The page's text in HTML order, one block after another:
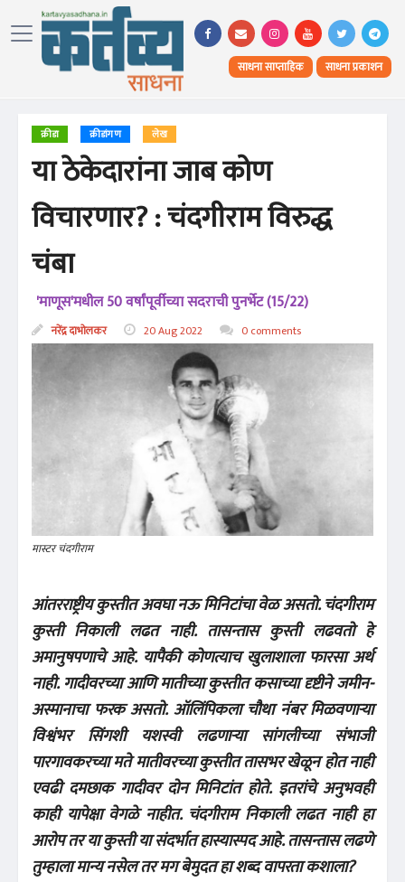
साधना साप्ताहिक साधना प्रकाशन
क्रीडा क्रीडांगण लेख
या ठेकेदारांना जाब कोण
विचारणार? : चंदगीराम विरुद्ध
चंबा
'माणूस'मधील 50 वर्षांपूर्वीच्या सदराची पुनर्भेट (15/22)
नरेंद्र दाभोलकर 20 Aug 2022 0 comments
मास्टर चंदगीराम
आंतरराष्ट्रीय कुस्तीत अवघा नऊ मिनिटांचा वेळ असतो. चंदगीराम
कुस्ती निकाली लढत नाही. तासन्तास कुस्ती लढवतो हे
अमानुषपणाचे आहे. यापैकी कोणत्याच खुलाशाला फारसा अर्थ
नाही. गादीवरच्या आणि मातीच्या कुस्तीत कसाच्या दृष्टीने जमीन-
अस्मानाचा फरक असतो. ऑलिंपिकला चौथा नंबर मिळवणाऱ्या
विश्वंभर सिंगशी यशस्वी लढणाऱ्या सांगलीच्या संभाजी
पारगावकरच्या मते मातीवरच्या कुस्तीत तासभर खेळून होत नाही
एवढी दमछाक गादीवर दोन मिनिटांत होते. इतरांचे अनुभवही
काही यापेक्षा वेगळे नाहीत. चंदगीराम निकाली लढत नाही हा
आरोप तर या कुस्ती या संदर्भात हास्यास्पद आहे. तासन्तास लढणे
तुम्हाला मान्य नसेल तर मग बेमुदत हा शब्द वापरता कशाला?